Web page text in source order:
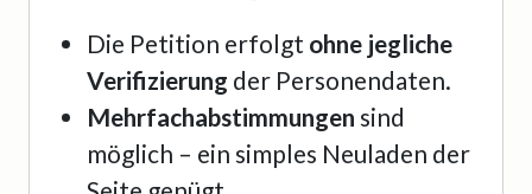
Die Petition erfolgt ohne jegliche
Verifizierung der Personendaten.
Mehrfachabstimmungen sind
möglich – ein simples Neuladen der